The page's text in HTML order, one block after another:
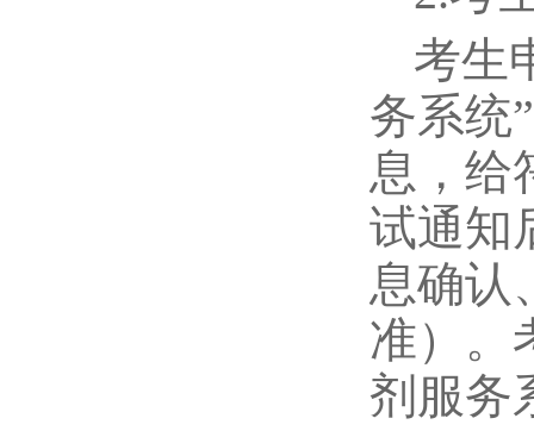
考生
务系统
息，给
试通知
息确认
准）。
剂服务